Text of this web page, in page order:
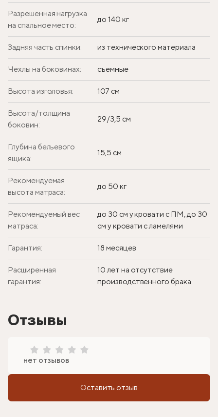
Разрешенная нагрузка
на спальное место:
до 140 кг
Задняя часть спинки: из технического материала
Чехлы на боковинах: съемные
Высота изголовья: 107 см
Высота/толщина
боковин:
29/3,5 см
Глубина бельевого
ящика:
15,5 см
Рекомендуемая
высота матраса:
до 50 кг
Рекомендуемый вес
матраса:
до 30 см у кровати с ПМ, до 30
см у кровати с ламелями
Гарантия: 18 месяцев
Расширенная
гарантия:
10 лет на отсутствие
производственного брака
Отзывы
нет отзывов
Оставить отзыв